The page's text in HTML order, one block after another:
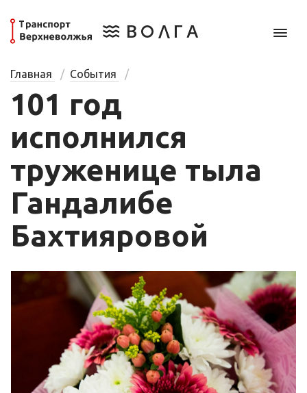
Главная События
101 год
исполнился
труженице тыла
Гандалибе
Бахтияровой